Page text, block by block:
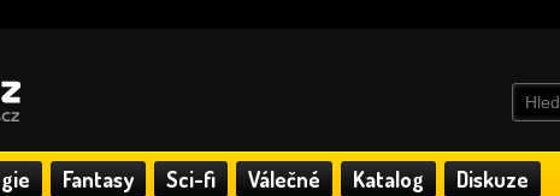
Fantasy Sci-fi Válečné Katalog Diskuze